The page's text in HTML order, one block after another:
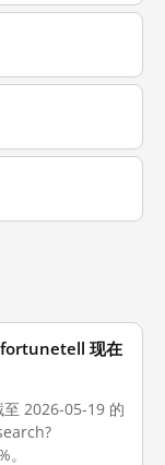
现在
2026-05-19 的